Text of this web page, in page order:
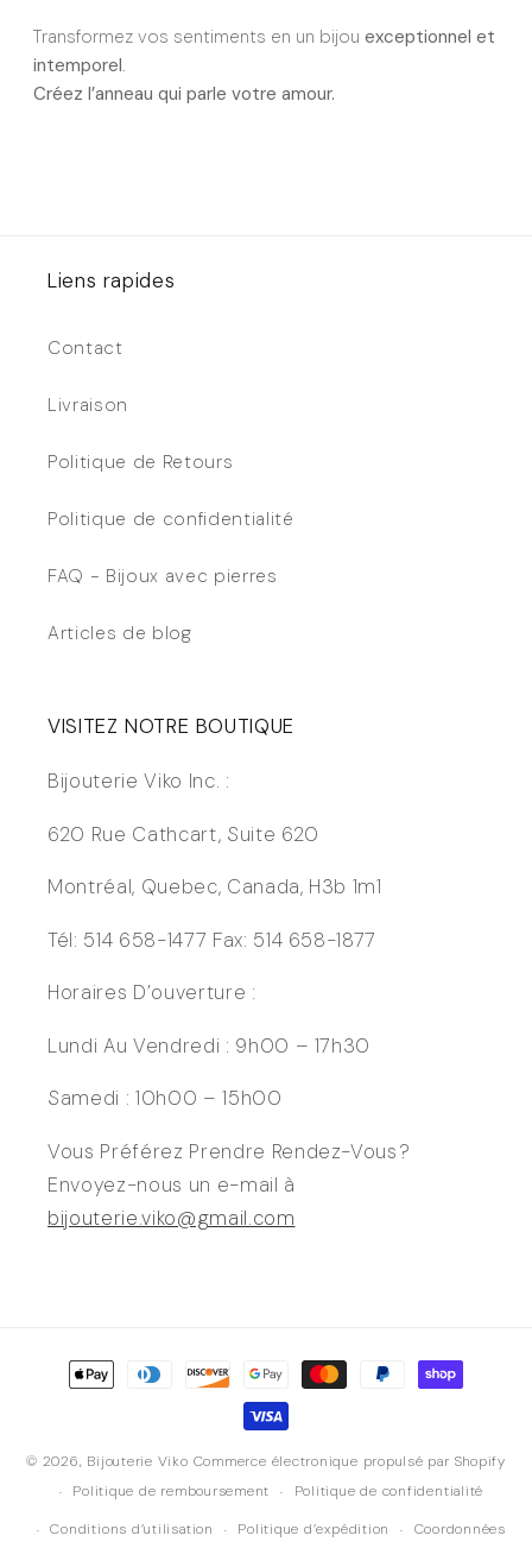
Transformez vos sentiments en un bijou exceptionnel et
intemporel.
Créez l’anneau qui parle votre amour.
Liens rapides
Contact
Livraison
Politique de Retours
Politique de confidentialité
FAQ - Bijoux avec pierres
Articles de blog
VISITEZ NOTRE BOUTIQUE
Bijouterie Viko Inc. :
620 Rue Cathcart, Suite 620
Montréal, Quebec, Canada, H3b 1m1
Tél: 514 658-1477 Fax: 514 658-1877
Horaires D’ouverture :
Lundi Au Vendredi : 9h00 – 17h30
Samedi : 10h00 – 15h00
Vous Préférez Prendre Rendez-Vous ?
Envoyez-nous un e-mail à
bijouterie.viko@gmail.com
Moyens
de
© 2026, Bijouterie Viko Commerce électronique propulsé par Shopify
Politique de remboursement
Politique de confidentialité
Conditions d’utilisation Politique d’expédition Coordonnées